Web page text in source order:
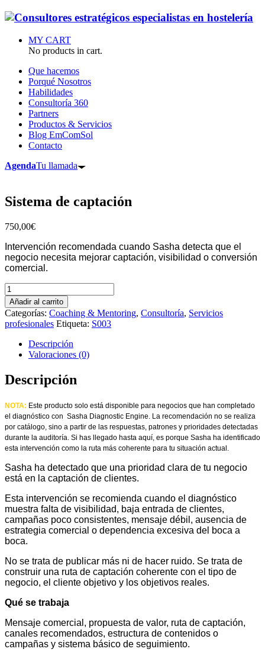
MY CART
No products in cart.
Que hacemos
Porqué Nosotros
Habilidades
Consultoría 360
Partners
Productos & Servicios
Blog EmComSol
Contacto
AgendaTu llamada
Sistema de captación
750,00€
Intervención recomendada cuando Sasha detecta que el
negocio necesita mejorar captación, visibilidad o conversión
comercial.
Sistema
de
captación
cantidad
Añadir al carrito
Categorías: Coaching & Mentoring, Consultoría, Servicios
profesionales Etiqueta: S003
Descripción
Valoraciones (0)
Descripción
NOTA: Este producto solo está disponible para negocios que han completado
el diagnóstico con Sasha Diagnostic Engine. La recomendación no se realiza
por catálogo, sino a partir de las respuestas, patrones y prioridades detectadas
durante la auditoría. Si has llegado hasta aquí, es porque Sasha ha identificado
esta intervención como la ruta más coherente para tu situación actual.
Sasha ha detectado que una prioridad clara de tu negocio
está en la captación de clientes.
Esta intervención se recomienda cuando el diagnóstico
muestra falta de visibilidad, baja entrada de clientes,
campañas poco consistentes, mensaje débil, ausencia de
estrategia comercial o dependencia excesiva del boca a
boca.
No se trata de publicar más ni de hacer ruido. Se trata de
construir una ruta de captación coherente con el tipo de
negocio, el cliente objetivo y los objetivos reales.
Qué se trabaja
Mensaje comercial, propuesta de valor, ruta de captación,
canales recomendados, estructura de contenidos o
campañas y sistema básico de seguimiento.